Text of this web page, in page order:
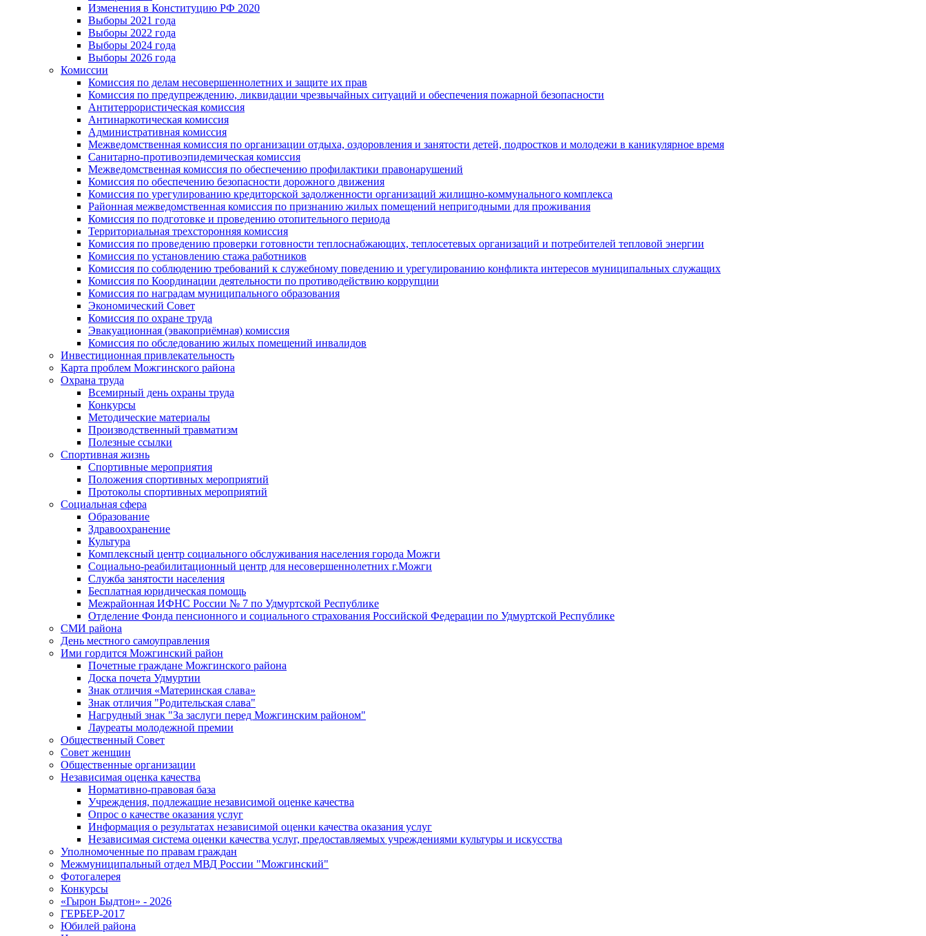
Изменения в Конституцию РФ 2020
Выборы 2021 года
Выборы 2022 года
Выборы 2024 года
Выборы 2026 года
Комиссии
Комиссия по делам несовершеннолетних и защите их прав
Комиссия по предупреждению, ликвидации чрезвычайных ситуаций и обеспечения пожарной безопасности
Антитеррористическая комиссия
Антинаркотическая комиссия
Административная комиссия
Межведомственная комиссия по организации отдыха, оздоровления и занятости детей, подростков и молодежи в каникулярное время
Санитарно-противоэпидемическая комиссия
Межведомственная комиссия по обеспечению профилактики правонарушений
Комиссия по обеспечению безопасности дорожного движения
Комиссия по урегулированию кредиторской задолженности организаций жилищно-коммунального комплекса
Районная межведомственная комиссия по признанию жилых помещений непригодными для проживания
Комиссия по подготовке и проведению отопительного периода
Территориальная трехсторонняя комиссия
Комиссия по проведению проверки готовности теплоснабжающих, теплосетевых организаций и потребителей тепловой энергии
Комиссия по установлению стажа работников
Комиссия по соблюдению требований к служебному поведению и урегулированию конфликта интересов муниципальных служащих
Комиссия по Координации деятельности по противодействию коррупции
Комиссия по наградам муниципального образования
Экономический Совет
Комиссия по охране труда
Эвакуационная (эвакоприёмная) комиссия
Комиссия по обследованию жилых помещений инвалидов
Инвестиционная привлекательность
Карта проблем Можгинского района
Охрана труда
Всемирный день охраны труда
Конкурсы
Методические материалы
Производственный травматизм
Полезные ссылки
Спортивная жизнь
Спортивные мероприятия
Положения спортивных мероприятий
Протоколы спортивных мероприятий
Социальная сфера
Образование
Здравоохранение
Культура
Комплексный центр социального обслуживания населения города Можги
Социально-реабилитационный центр для несовершеннолетних г.Можги
Служба занятости населения
Бесплатная юридическая помощь
Межрайонная ИФНС России № 7 по Удмуртской Республике
Отделение Фонда пенсионного и социального страхования Российской Федерации по Удмуртской Республике
СМИ района
День местного самоуправления
Ими гордится Можгинский район
Почетные граждане Можгинского района
Доска почета Удмуртии
Знак отличия «Материнская слава»
Знак отличия "Родительская слава"
Нагрудный знак "За заслуги перед Можгинским районом"
Лауреаты молодежной премии
Общественный Совет
Совет женщин
Общественные организации
Независимая оценка качества
Нормативно-правовая база
Учреждения, подлежащие независимой оценке качества
Опрос о качестве оказания услуг
Информация о результатах независимой оценки качества оказания услуг
Независимая система оценки качества услуг, предоставляемых учреждениями культуры и искусства
Уполномоченные по правам граждан
Межмуниципальный отдел МВД России "Можгинский"
Фотогалерея
Конкурсы
«Гырон Быдтон» - 2026
ГЕРБЕР-2017
Юбилей района